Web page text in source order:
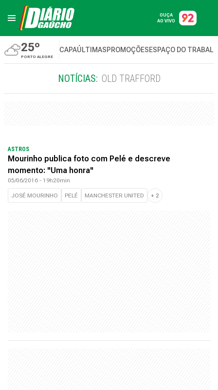
OUÇA
AO VIVO
25º
PORTO ALEGRE
CAPAÚLTIMASPROMOÇÕESESPAÇO DO
NOTÍCIAS: OLD TRAFFORD
ASTROS
Mourinho publica foto com Pelé e descreve
momento: "Uma honra"
05/06/2016 - 19h20min
JOSÉ MOURINHO PELÉ MANCHESTER UNITED + 2